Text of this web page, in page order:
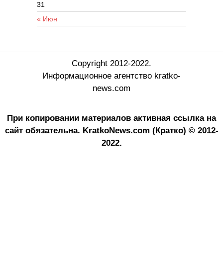
« Июн
31
Copyright 2012-2022.
Информационное агентство kratko-
news.com
При копировании материалов активная ссылка на
сайт обязательна. KratkoNews.com (Кратко) © 2012-
2022.